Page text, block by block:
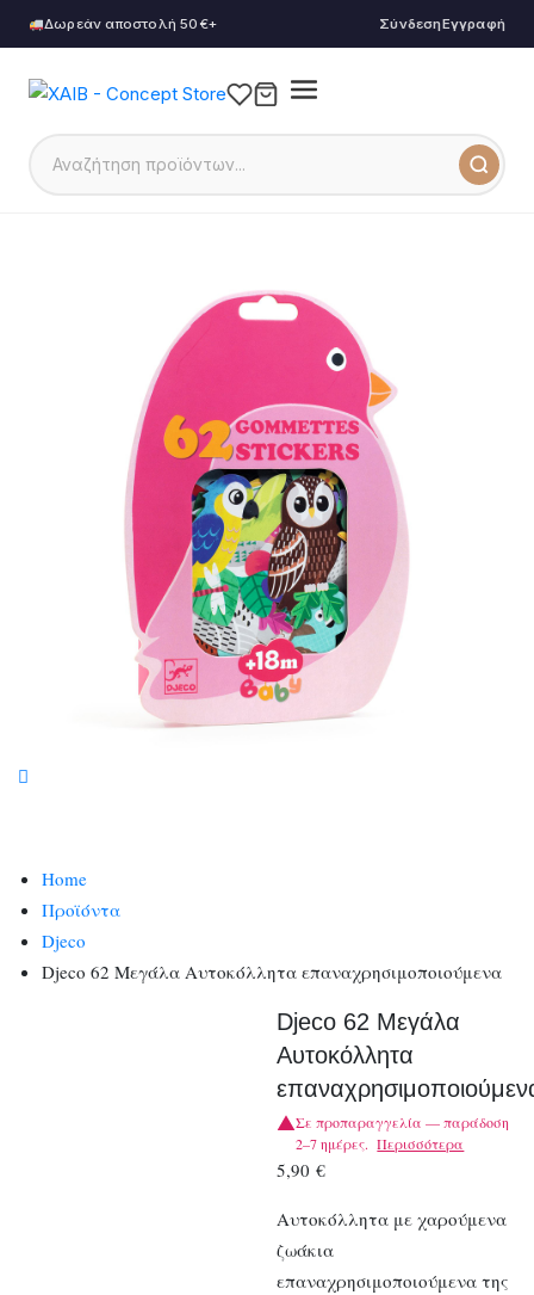
Δωρεάν αποστολή 50€+ ΣύνδεσηΕγγραφή
Home
Προϊόντα
Djeco
Djeco 62 Μεγάλα Αυτοκόλλητα επαναχρησιμοποιούμενα
Djeco 62 Μεγάλα
Αυτοκόλλητα
Σε προπαραγγελία — παράδοση
2–7 ημέρες. Περισσότερα
5,90€
Αυτοκόλλητα με χαρούμενα
ζωάκια
επαναχρησιμοποιούμενα της